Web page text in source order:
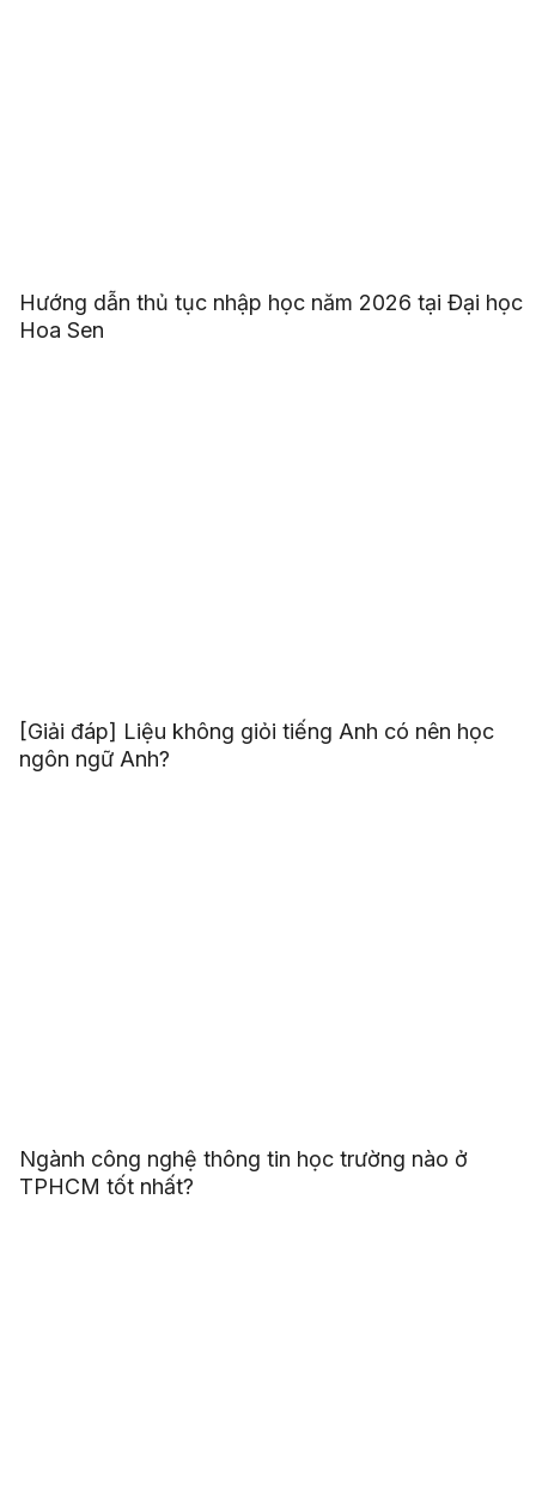
Hướng dẫn thủ tục nhập học năm 2026 tại Đại học
Hoa Sen
[Giải đáp] Liệu không giỏi tiếng Anh có nên học
ngôn ngữ Anh?
Ngành công nghệ thông tin học trường nào ở
TPHCM tốt nhất?